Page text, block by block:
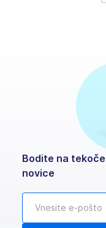
Bodite na
novice